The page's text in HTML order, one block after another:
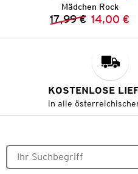
Mädchen Rock
17,99 € Neuer
14,00 €
KOSTENLOSE
in alle